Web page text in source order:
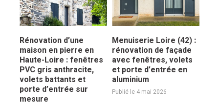
Rénovation d’une
maison en pierre en
Haute-Loire : fenêtres
PVC gris anthracite,
volets battants et
porte d’entrée sur
mesure
Menuiserie Loire (42) :
rénovation de façade
avec fenêtres, volets
et porte d’entrée en
aluminium
Publié le 4 mai 2026